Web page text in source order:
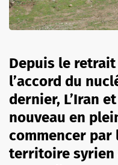
Depuis le
l’accord du
dernier, L’Iran
nouveau en
commencer par
territoire syrien